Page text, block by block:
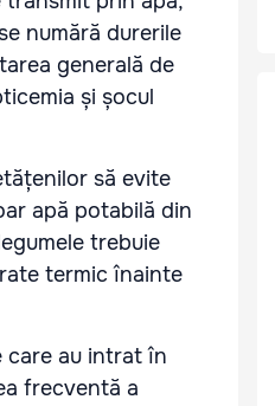
numără durerile
generală de
și șocul
să evite
apă potabilă din
trebuie
termic înainte
care au intrat în
frecventă a